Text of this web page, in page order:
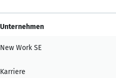
Unternehmen
New Work SE
Karriere